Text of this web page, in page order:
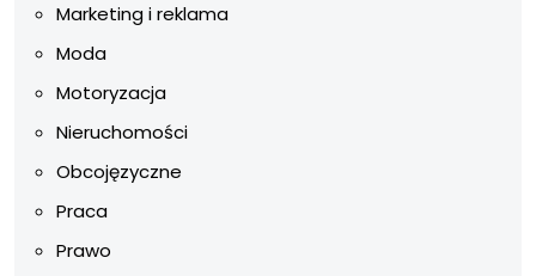
Marketing i reklama
Moda
Motoryzacja
Nieruchomości
Obcojęzyczne
Praca
Prawo